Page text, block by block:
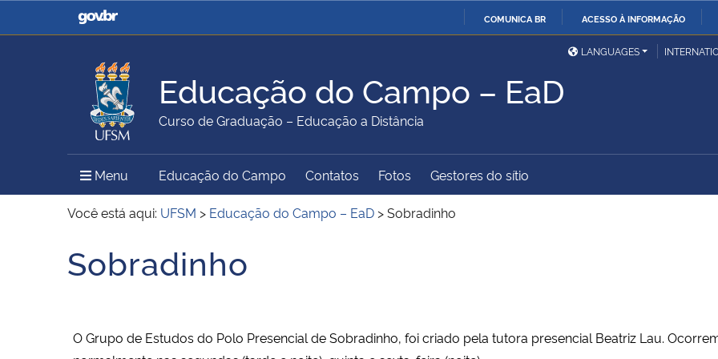
O
COMUNICA BR ACESSO À INFORMAÇÃO
Casa Civil
Ministério da Justiça e
Ministério da Defesa
Ministério das Relações
Exteriores
Ministério da Agricultura,
Pecuária e Abastecimento
Ministério da Educação Ministério da Cidadania Ministério da Saúde
Ministério do Meio Ambiente Ministério do Turismo
Ministério do
Desenvolvimento Regional
Secretaria de Governo
Gabinete de Segurança
LANGUAGES
Educação do Campo – EaD
Curso de Graduação – Educação a Distância
Menu Menu Principal do Sítio
Educação do Campo Contatos Fotos Gestores do sítio
Você está aqui: UFSM > Educação do Campo – EaD >Sobradinho
Início do conteúdo
Sobradinho
O Grupo de Estudos do Polo Presencial de Sobradinho, foi criado pela tutora presencial Beatriz Lau.